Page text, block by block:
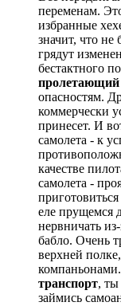
переменам.
избранные
значит, что не
грядут
бестактного
пролетающий
опасностям.
коммерчески
принесет. И
самолета - к
качестве
самолета -
еле прущемся
нервничать
бабло. Очень
верхней
транспорт, ты
займись